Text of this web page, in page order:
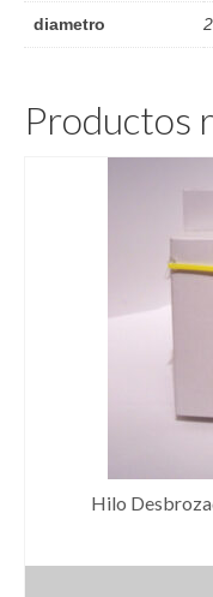
diametro
Productos
Hilo